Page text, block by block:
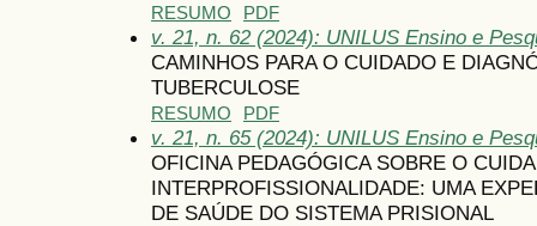
RESUMO PDF
v. 21, n. 62 (2024): UNILUS Ensino e
CAMINHOS PARA O CUIDADO E
TUBERCULOSE
RESUMO PDF
v. 21, n. 65 (2024): UNILUS Ensino e
OFICINA PEDAGÓGICA SOBRE O
INTERPROFISSIONALIDADE: UMA
DE SAÚDE DO SISTEMA PRISIONAL